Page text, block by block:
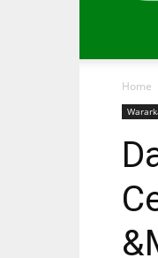
Home